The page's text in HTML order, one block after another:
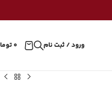
ورود / ثبت نام ۰